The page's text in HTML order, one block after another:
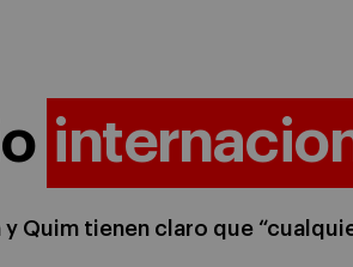
Quim tienen claro que